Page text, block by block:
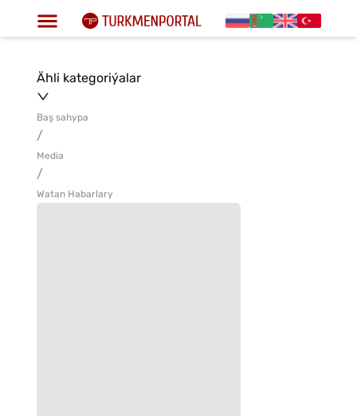
Ähli kategoriýalar
Baş sahypa
/
Media
/
Watan Habarlary